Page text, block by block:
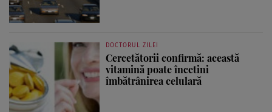
DOCTORUL ZILEI
Cercetătorii confirmă: această
vitamină poate încetini
îmbătrânirea celulară